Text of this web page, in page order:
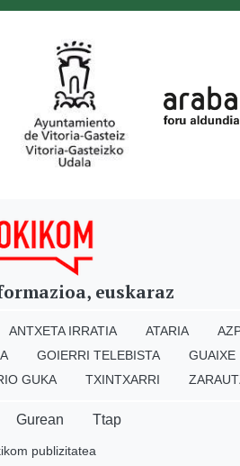
euskaraz
ANTXETA IRRATIA ATARIA
GOIERRI TELEBISTA GUAIXE
GUKA TXINTXARRI
Gurean Ttap
publizitatea